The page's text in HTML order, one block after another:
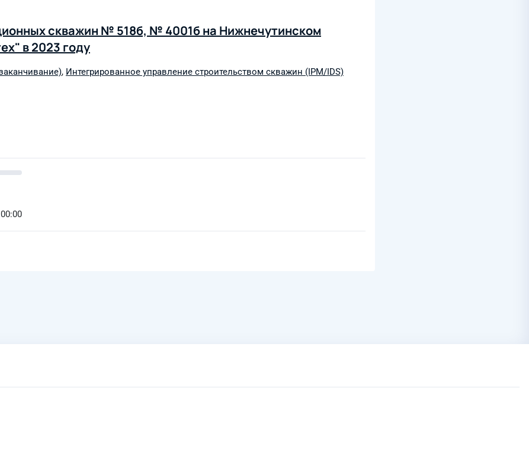
скважин № 518б, № 4001б на Нижнечутинском
в 2023 году
, Интегрированное управление строительством скважин (IPM/IDS)